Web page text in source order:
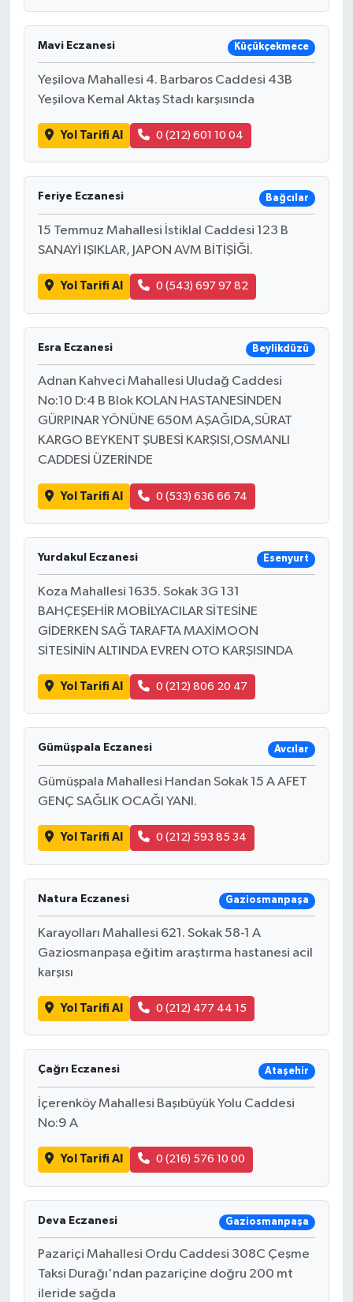
Mavi Eczanesi Küçükçekmece
Yeşilova Mahallesi 4. Barbaros Caddesi 43B
Yeşilova Kemal Aktaş Stadı karşısında
Yol Tarifi Al 0 (212) 601 10 04
Feriye Eczanesi Bağcılar
15 Temmuz Mahallesi İstiklal Caddesi 123 B
SANAYİ IŞIKLAR, JAPON AVM BİTİŞİĞİ.
Yol Tarifi Al 0 (543) 697 97 82
Esra Eczanesi Beylikdüzü
Adnan Kahveci Mahallesi Uludağ Caddesi
No:10 D:4 B Blok KOLAN HASTANESİNDEN
GÜRPINAR YÖNÜNE 650M AŞAĞIDA,SÜRAT
KARGO BEYKENT ŞUBESİ KARŞISI,OSMANLI
CADDESİ ÜZERİNDE
Yol Tarifi Al 0 (533) 636 66 74
Yurdakul Eczanesi Esenyurt
Koza Mahallesi 1635. Sokak 3G 131
BAHÇEŞEHİR MOBİLYACILAR SİTESİNE
GİDERKEN SAĞ TARAFTA MAXİMOON
SİTESİNİN ALTINDA EVREN OTO KARŞISINDA
Yol Tarifi Al 0 (212) 806 20 47
Gümüşpala Eczanesi Avcılar
Gümüşpala Mahallesi Handan Sokak 15 A AFET
GENÇ SAĞLIK OCAĞI YANI.
Yol Tarifi Al 0 (212) 593 85 34
Natura Eczanesi Gaziosmanpaşa
Karayolları Mahallesi 621. Sokak 58-1 A
Gaziosmanpaşa eğitim araştırma hastanesi acil
karşısı
Yol Tarifi Al 0 (212) 477 44 15
Çağrı Eczanesi Ataşehir
İçerenköy Mahallesi Başıbüyük Yolu Caddesi
No:9 A
Yol Tarifi Al 0 (216) 576 10 00
Deva Eczanesi Gaziosmanpaşa
Pazariçi Mahallesi Ordu Caddesi 308C Çeşme
Taksi Durağı'ndan pazariçine doğru 200 mt
ileride sağda